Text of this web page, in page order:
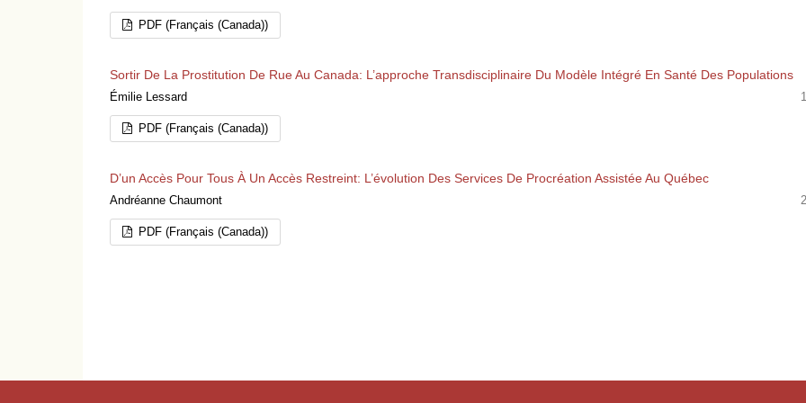
PDF (Français (Canada))
Sortir De La Prostitution De Rue Au Canada: L’approche Transdisciplinaire Du Modèle Intégré En Santé Des Populations
Émilie Lessard
PDF (Français (Canada))
D’un Accès Pour Tous À Un Accès Restreint: L’évolution Des Services De Procréation Assistée Au Québec
Andréanne Chaumont
PDF (Français (Canada))